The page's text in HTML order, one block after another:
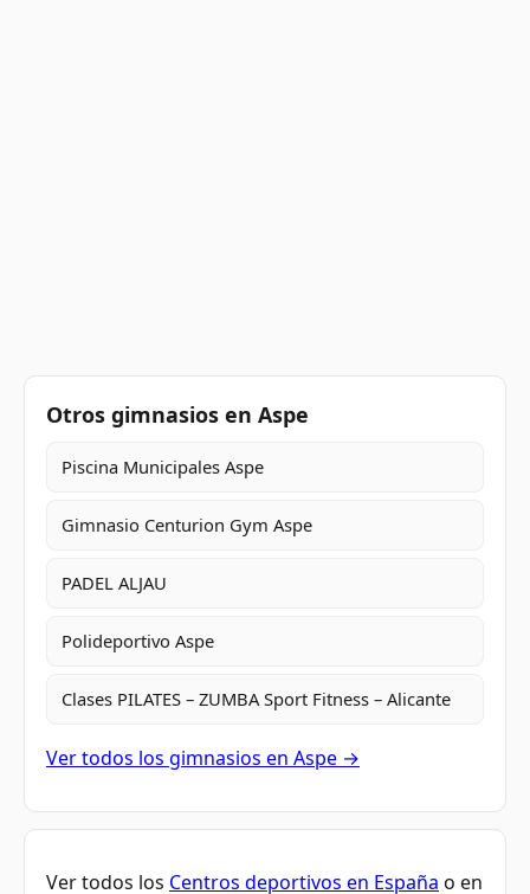
Otros gimnasios en Aspe
Piscina Municipales Aspe
Gimnasio Centurion Gym Aspe
PADEL ALJAU
Polideportivo Aspe
Clases PILATES – ZUMBA Sport Fitness – Alicante
Ver todos los gimnasios en Aspe →
Ver todos los Centros deportivos en España o en